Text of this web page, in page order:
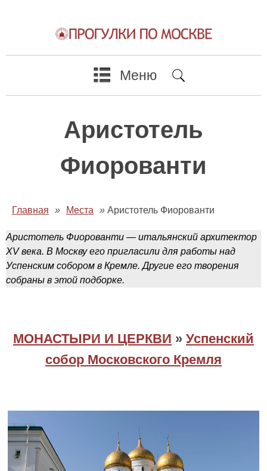
Меню
Аристотель
Фиорованти
Главная » Места » Аристотель Фиорованти
Аристотель Фиорованти — итальянский архитектор
XV века. В Москву его пригласили для работы над
Успенским собором в Кремле. Другие его творения
собраны в этой подборке.
МОНАСТЫРИ И ЦЕРКВИ » Успенский
собор Московского Кремля